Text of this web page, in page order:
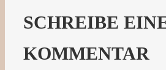
SCHREIBE
KOMMENTAR